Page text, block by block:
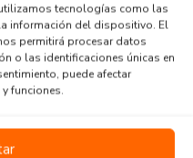
tecnologías como las
información del dispositivo. El
permitirá procesar datos
o las identificaciones únicas en
puede afectar
funciones.